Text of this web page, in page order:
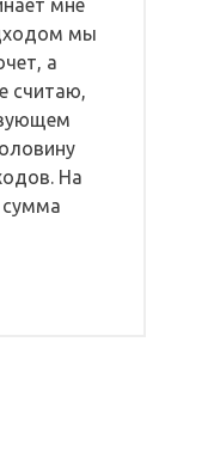
мне
мы
а
считаю,
На